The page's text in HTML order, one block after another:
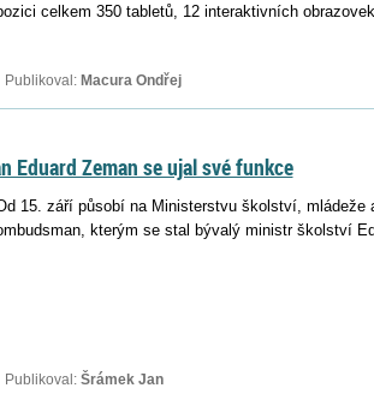
celkem 350 tabletů, 12 interaktivních
Macura Ondřej
Eduard Zeman se ujal své funkce
15. září působí na Ministerstvu školství, mládeže
kterým se stal bývalý ministr školství
Šrámek Jan